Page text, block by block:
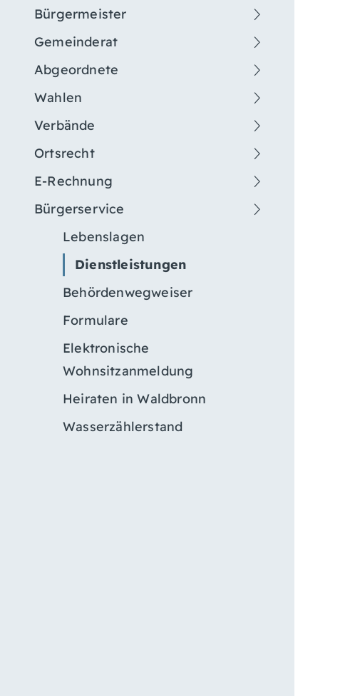
Bürgermeister
Gemeinderat
Abgeordnete
Wahlen
Verbände
Ortsrecht
E-Rechnung
Bürgerservice
Lebenslagen
Dienstleistungen
Behördenwegweiser
Formulare
Elektronische
Wohnsitzanmeldung
Heiraten in Waldbronn
Wasserzählerstand